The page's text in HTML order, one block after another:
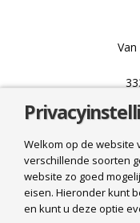
078 61 02 444
info@hamgiessen.nl
Bel ons
Mail ons
Welkom op de website
verschillende soorten
website zo goed
eisen. Hieronder kunt
en kunt u deze optie